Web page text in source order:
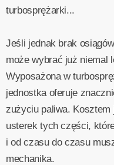
turbosprężarki...
Jeśli jednak brak
może wybrać już niemal
Wyposażona w
jednostka oferuje
zużyciu paliwa.
usterek tych części,
i od czasu do czasu
mechanika.